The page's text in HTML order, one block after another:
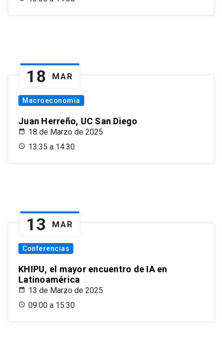
18 MAR
Macroeconomía
Juan Herreño, UC San Diego
18 de Marzo de 2025
13:35 a 14:30
13 MAR
Conferencias
KHIPU, el mayor encuentro de IA en
Latinoamérica
13 de Marzo de 2025
09:00 a 15:30